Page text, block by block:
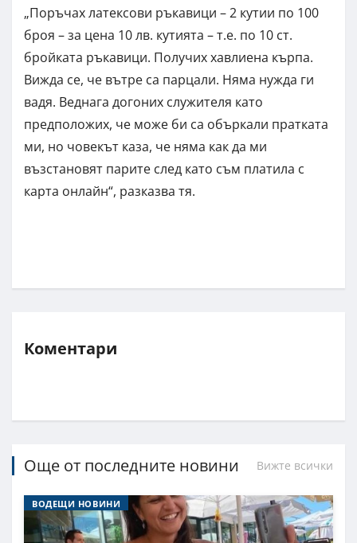
„Поръчах латексови ръкавици – 2 кутии по 100
броя – за цена 10 лв. кутията – т.е. по 10 ст.
бройката ръкавици. Получих хавлиена кърпа.
Вижда се, че вътре са парцали. Няма нужда ги
вадя. Веднага догоних служителя като
предположих, че може би са объркали пратката
ми, но човекът каза, че няма как да ми
възстановят парите след като съм платила с
карта онлайн“, разказва тя.
Коментари
Още от последните новини Вижте всички
ВОДЕЩИ НОВИНИ